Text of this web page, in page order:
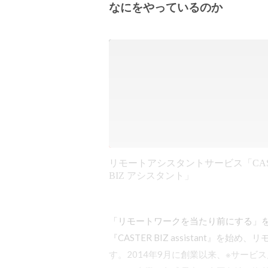
なにをやっているのか
リモートアシスタントサービス「
BIZ アシスタント」
「リモートワークを当たり前にする
『CASTER BIZ assistant』を始め、
す。2014年9月に創業以来、※サービ